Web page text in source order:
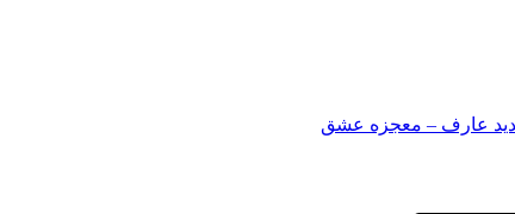
جدید عارف – معجزه عشق